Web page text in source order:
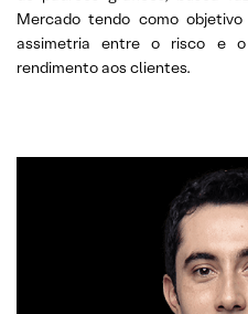
Mercado tendo como
assimetria entre o risco e o
rendimento aos clientes.